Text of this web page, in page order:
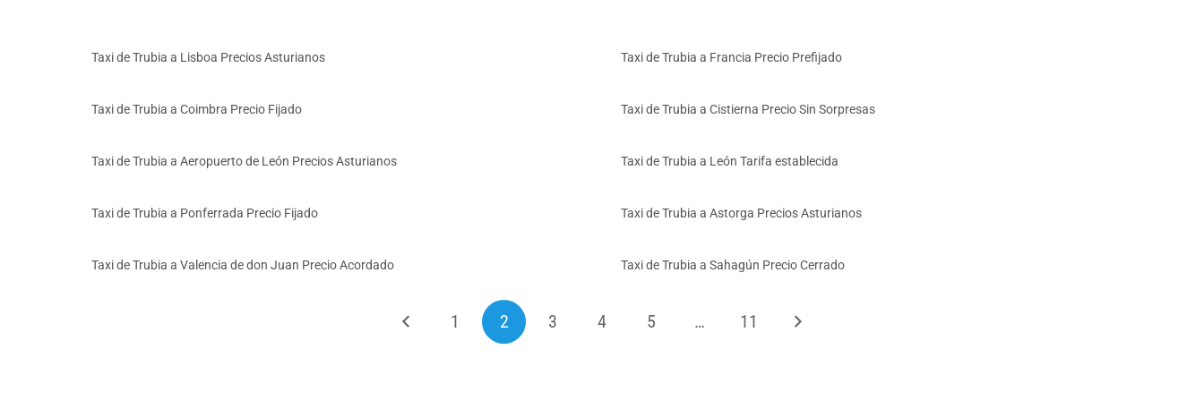
Taxi de Trubia a Lisboa Precios Asturianos Taxi de Trubia a Francia Precio Prefijado
Taxi de Trubia a Coimbra Precio Fijado Taxi de Trubia a Cistierna Precio Sin Sorpresas
Taxi de Trubia a Aeropuerto de León Precios Asturianos Taxi de Trubia a León Tarifa establecida
Taxi de Trubia a Ponferrada Precio Fijado Taxi de Trubia a Astorga Precios Asturianos
Taxi de Trubia a Valencia de don Juan Precio Acordado Taxi de Trubia a Sahagún Precio Cerrado
1 2 3 4 5 … 11